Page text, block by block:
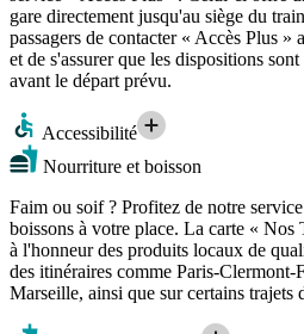
gare directement jusqu'au siège du
passagers de contacter « Accès Plus
et de s'assurer que les dispositions
avant le départ prévu.
Accessibilité
Nourriture et boisson
Faim ou soif ? Profitez de notre
boissons à votre place. La carte « Nos
à l'honneur des produits locaux de
des itinéraires comme Paris-Clermont-
Marseille, ainsi que sur certains trajets